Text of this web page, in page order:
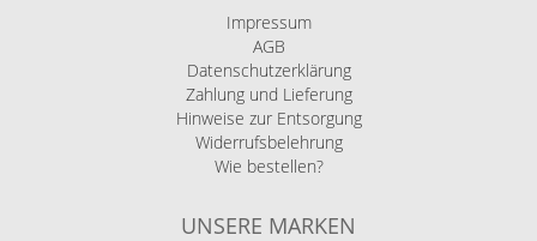
Impressum
AGB
Datenschutzerklärung
Zahlung und Lieferung
Hinweise zur Entsorgung
Widerrufsbelehrung
Wie bestellen?
UNSERE MARKEN